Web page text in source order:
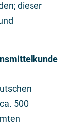
dieser
500